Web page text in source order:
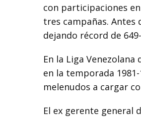
con participaciones
tres campañas. Antes
dejando récord de
En la Liga
en la temporada
melenudos a cargar
El ex gerente general